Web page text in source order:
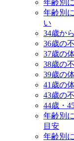
年齢別
年齢別
い
34歳か
36歳の
37歳の
38歳の
39歳の
41歳の
43歳の
44歳・
年齢別
目安
年齢別